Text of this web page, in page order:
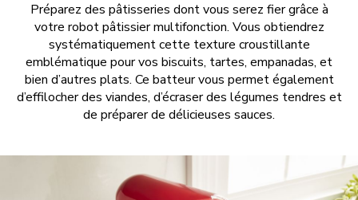
Préparez des pâtisseries dont vous serez fier grâce à
votre robot pâtissier multifonction. Vous obtiendrez
systématiquement cette texture croustillante
emblématique pour vos biscuits, tartes, empanadas, et
bien d’autres plats. Ce batteur vous permet également
d’effilocher des viandes, d’écraser des légumes tendres et
de préparer de délicieuses sauces.